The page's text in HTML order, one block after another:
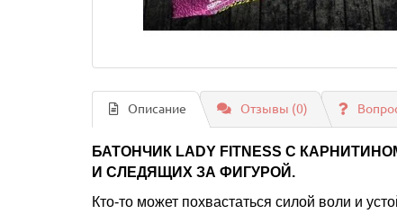
Описание Отзывы (0)
БАТОНЧИК LADY FITNESS С
И СЛЕДЯЩИХ ЗА ФИГУРОЙ.
Кто-то может похвастаться силой воли и